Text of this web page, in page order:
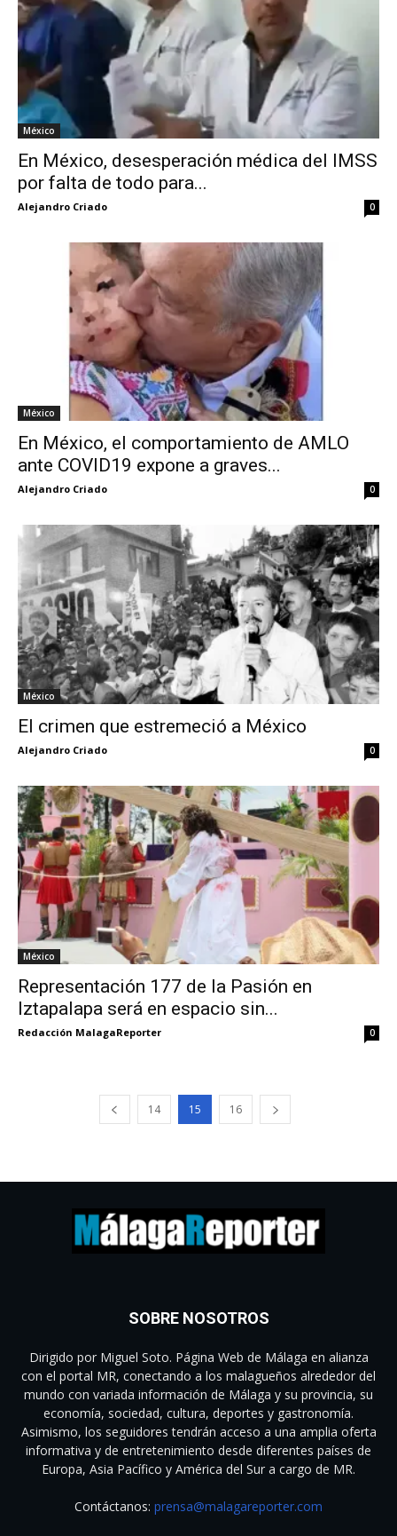
México
En México, desesperación médica del IMSS
por falta de todo para...
Alejandro Criado 0
México
En México, el comportamiento de AMLO
ante COVID19 expone a graves...
Alejandro Criado 0
México
El crimen que estremeció a México
Alejandro Criado 0
México
Representación 177 de la Pasión en
Iztapalapa será en espacio sin...
Redacción MalagaReporter 0
14 15 16
SOBRE NOSOTROS
Dirigido por Miguel Soto. Página Web de Málaga en alianza
con el portal MR, conectando a los malagueños alrededor del
mundo con variada información de Málaga y su provincia, su
economía, sociedad, cultura, deportes y gastronomía.
Asimismo, los seguidores tendrán acceso a una amplia oferta
informativa y de entretenimiento desde diferentes países de
Europa, Asia Pacífico y América del Sur a cargo de MR.
Contáctanos: prensa@malagareporter.com